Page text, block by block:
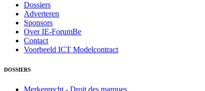
Dossiers
Adverteren
Sponsors
Over IE-ForumBe
Contact
Voorbeeld ICT Modelcontract
DOSSIERS
Merkenrecht - Droit des marques